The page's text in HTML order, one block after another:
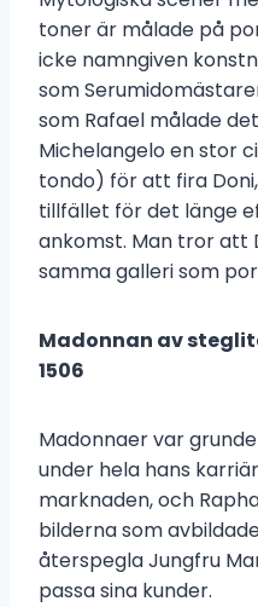
toner är målade på
icke namngiven
som
som Rafael målade
Michelangelo en stor
tondo) för att fira
tillfället för det länge
ankomst. Man tror att
samma galleri som
Madonnan av
1506
Madonnaer var
under hela hans
marknaden, och
bilderna som
återspegla Jungfru
passa sina kunder.